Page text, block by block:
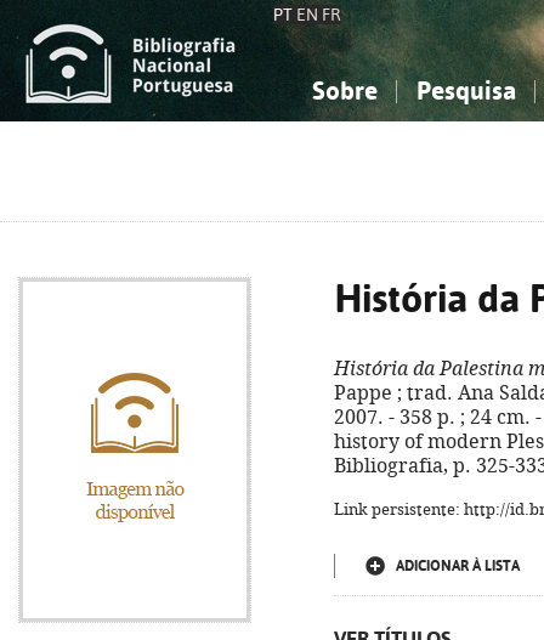
PT EN FR
Sobre Pesquisa
História da
História da Palestina
Pappe ; trad. Ana
2007. - 358 p. ; 24 cm.
history of modern
Bibliografia, p. 325-
Link persistente: http://
ADICIONAR À LISTA